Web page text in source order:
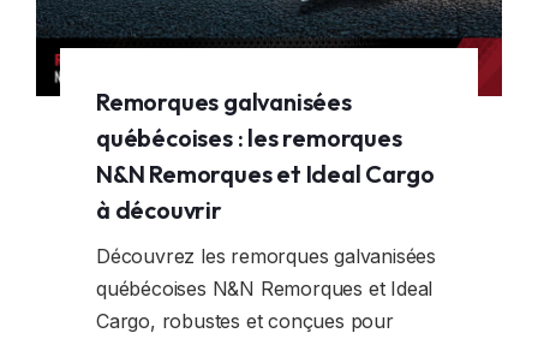
Remorques galvanisées
québécoises : les remorques
N&N Remorques et Ideal Cargo
à découvrir
Découvrez les remorques galvanisées
québécoises N&N Remorques et Ideal
Cargo, robustes et conçues pour